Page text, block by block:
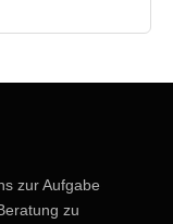
zur Aufgabe
zu